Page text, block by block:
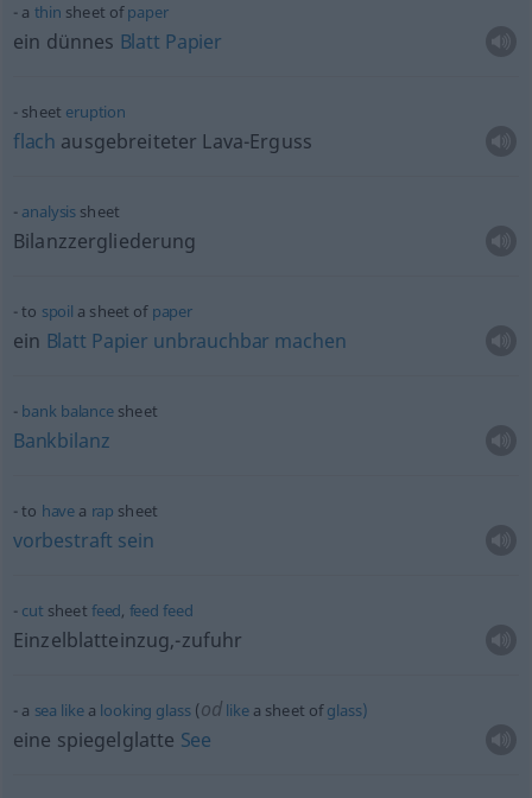
a thin sheet ofpaper
ein dünnes Blatt Papier
sheet eruption
flach ausgebreiteter Lava-Erguss
analysis sheet
Bilanzzergliederung
to spoil a sheet of paper
ein Blatt Papier unbrauchbar machen
bank balancesheet
Bankbilanz
to have a rap sheet
vorbestraft sein
cut sheet feed, feed feed
Einzelblatteinzug,-zufuhr
a sea likea looking glass(od likea sheet ofglass)
eine spiegelglatte See